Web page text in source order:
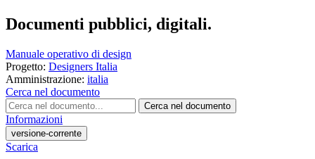
Documenti pubblici, digitali.
Manuale operativo di design
Progetto: Designers Italia
Amministrazione: italia
Cerca nel documento
Cerca nel documento
Informazioni
versione-corrente
Scarica